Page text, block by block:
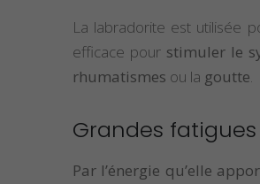
La labradorite est utilisée
efficace pour stimuler le
rhumatismes ou la goutte.
Grandes fatigues
Par l’énergie qu’elle